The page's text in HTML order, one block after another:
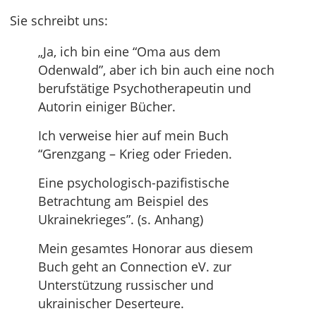
Sie schreibt uns:
„Ja, ich bin eine “Oma aus dem
Odenwald”, aber ich bin auch eine noch
berufstätige Psychotherapeutin und
Autorin einiger Bücher.
Ich verweise hier auf mein Buch
“Grenzgang – Krieg oder Frieden.
Eine psychologisch-pazifistische
Betrachtung am Beispiel des
Ukrainekrieges”. (s. Anhang)
Mein gesamtes Honorar aus diesem
Buch geht an Connection eV. zur
Unterstützung russischer und
ukrainischer Deserteure.